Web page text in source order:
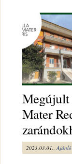
Megújult
Mater
2023.03.01., Ajánló